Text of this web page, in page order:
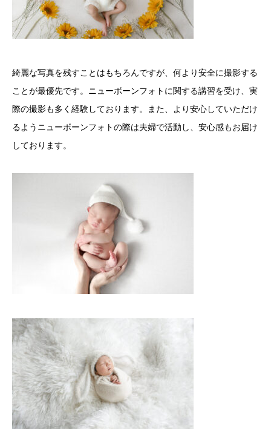
綺麗な写真を残すことはもちろんですが、何より安全に撮影する
ことが最優先です。ニューボーンフォトに関する講習を受け、実
際の撮影も多く経験しております。また、より安心していただけ
るようニューボーンフォトの際は夫婦で活動し、安心感もお届け
しております。